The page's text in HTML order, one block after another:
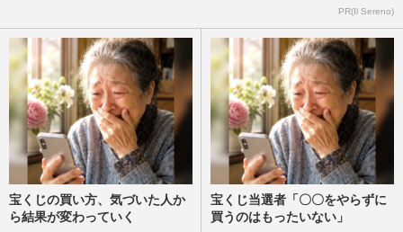
PR(Il Sereno)
宝くじの買い方、気づいた人か
ら結果が変わっていく
宝くじ当選者「〇〇をやらずに
買うのはもったいない」